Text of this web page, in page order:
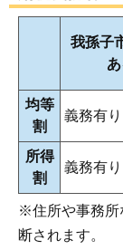
我孫子
均等
割
義務有り
所得
割
義務有り
※住所や事務所
断されます。